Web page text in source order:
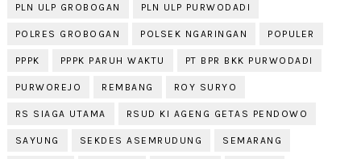
PLN ULP GROBOGAN PLN ULP PURWODADI
POLRES GROBOGAN POLSEK NGARINGAN POPULER
PPPK PPPK PARUH WAKTU PT BPR BKK PURWODADI
PURWOREJO REMBANG ROY SURYO
RS SIAGA UTAMA RSUD KI AGENG GETAS PENDOWO
SAYUNG SEKDES ASEMRUDUNG SEMARANG